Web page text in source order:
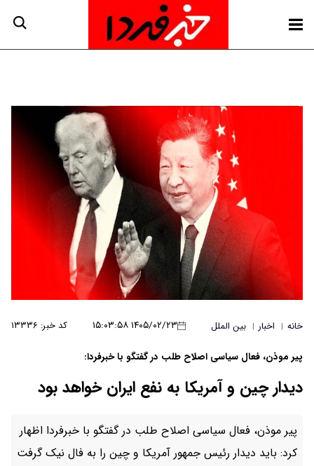
خانه | اخبار | بین الملل ۱۴۰۵/۰۲/۲۳ ۱۵:۰۳:۵۸ کد خبر: ۱۳۳۳۶
پیر موذن، فعال سیاسی اصلاح طلب در گفتگو با خبرفردا:
دیدار چین و آمریکا به نفع ایران خواهد بود
پیر موذن، فعال سیاسی اصلاح طلب در گفتگو با خبرفردا اظهار
کرد: باید دیدار رئیس جمهور آمریکا و چین را به فال نیک گرفت